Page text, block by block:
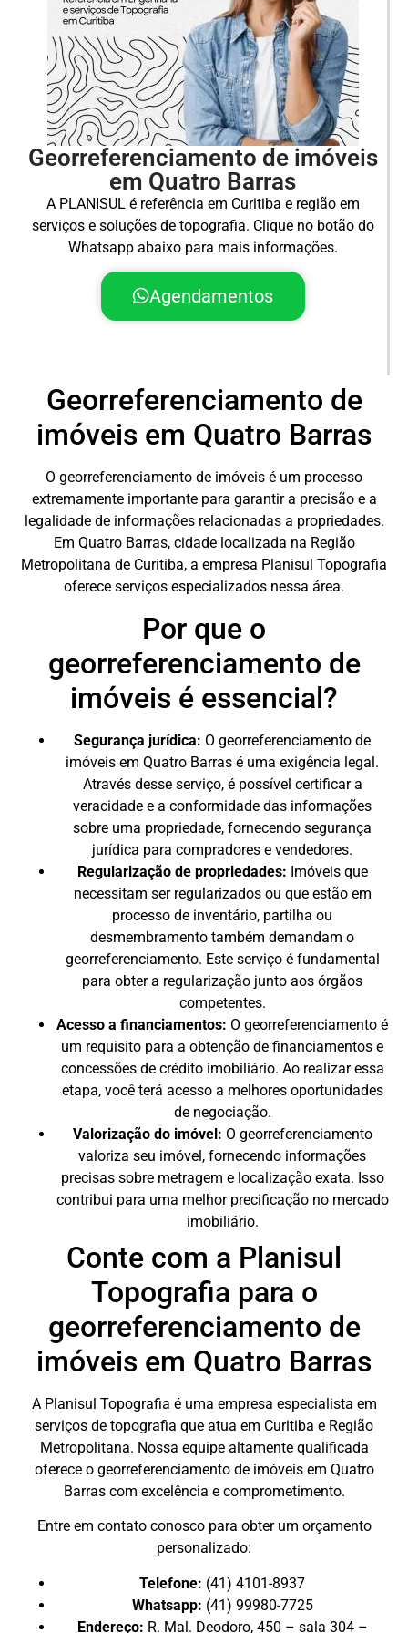
Georreferenciamento de imóveis
em Quatro Barras
A PLANISUL é referência em Curitiba e região em
serviços e soluções de topografia. Clique no botão do
Whatsapp abaixo para mais informações.
Agendamentos
Georreferenciamento de
imóveis em Quatro Barras
O georreferenciamento de imóveis é um processo
extremamente importante para garantir a precisão e a
legalidade de informações relacionadas a propriedades.
Em Quatro Barras, cidade localizada na Região
Metropolitana de Curitiba, a empresa Planisul Topografia
oferece serviços especializados nessa área.
Por que o
georreferenciamento de
imóveis é essencial?
Segurança jurídica: O georreferenciamento de
imóveis em Quatro Barras é uma exigência legal.
Através desse serviço, é possível certificar a
veracidade e a conformidade das informações
sobre uma propriedade, fornecendo segurança
jurídica para compradores e vendedores.
Regularização de propriedades: Imóveis que
necessitam ser regularizados ou que estão em
processo de inventário, partilha ou
desmembramento também demandam o
georreferenciamento. Este serviço é fundamental
para obter a regularização junto aos órgãos
competentes.
Acesso a financiamentos: O georreferenciamento é
um requisito para a obtenção de financiamentos e
concessões de crédito imobiliário. Ao realizar essa
etapa, você terá acesso a melhores oportunidades
de negociação.
Valorização do imóvel: O georreferenciamento
valoriza seu imóvel, fornecendo informações
precisas sobre metragem e localização exata. Isso
contribui para uma melhor precificação no mercado
imobiliário.
Conte com a Planisul
Topografia para o
georreferenciamento de
imóveis em Quatro Barras
A Planisul Topografia é uma empresa especialista em
serviços de topografia que atua em Curitiba e Região
Metropolitana. Nossa equipe altamente qualificada
oferece o georreferenciamento de imóveis em Quatro
Barras com excelência e comprometimento.
Entre em contato conosco para obter um orçamento
personalizado:
Telefone: (41) 4101-8937
Whatsapp: (41) 99980-7725
Endereço: R. Mal. Deodoro, 450 – sala 304 –